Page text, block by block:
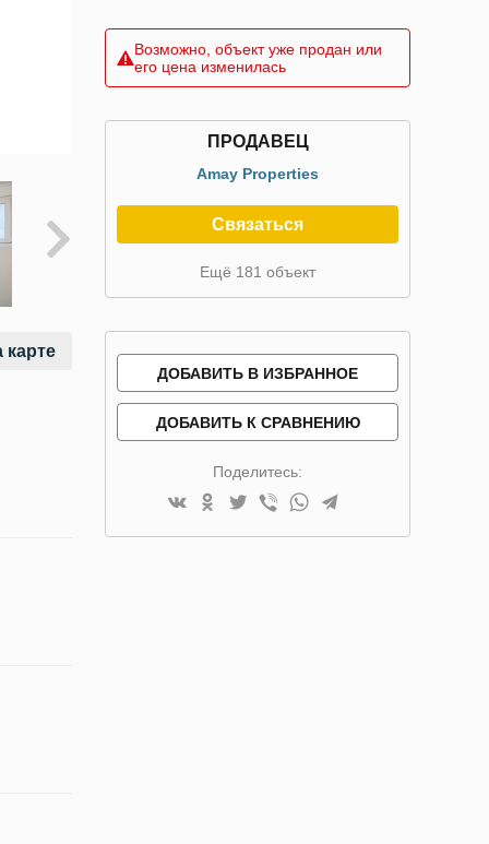
карте
Возможно, объект уже продан или
его цена изменилась
ПРОДАВЕЦ
Amay Properties
Связаться
Ещё 181 объект
ДОБАВИТЬ В ИЗБРАННОЕ
ДОБАВИТЬ К СРАВНЕНИЮ
Поделитесь: